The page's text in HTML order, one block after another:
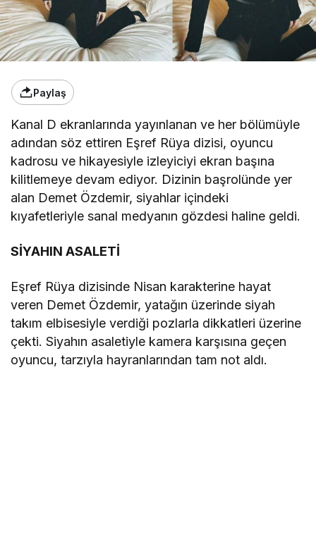
Paylaş
Kanal D ekranlarında yayınlanan ve her bölümüyle
adından söz ettiren Eşref Rüya dizisi, oyuncu
kadrosu ve hikayesiyle izleyiciyi ekran başına
kilitlemeye devam ediyor. Dizinin başrolünde yer
alan Demet Özdemir, siyahlar içindeki
kıyafetleriyle sanal medyanın gözdesi haline geldi.
SİYAHIN ASALETİ
Eşref Rüya dizisinde Nisan karakterine hayat
veren Demet Özdemir, yatağın üzerinde siyah
takım elbisesiyle verdiği pozlarla dikkatleri üzerine
çekti. Siyahın asaletiyle kamera karşısına geçen
oyuncu, tarzıyla hayranlarından tam not aldı.